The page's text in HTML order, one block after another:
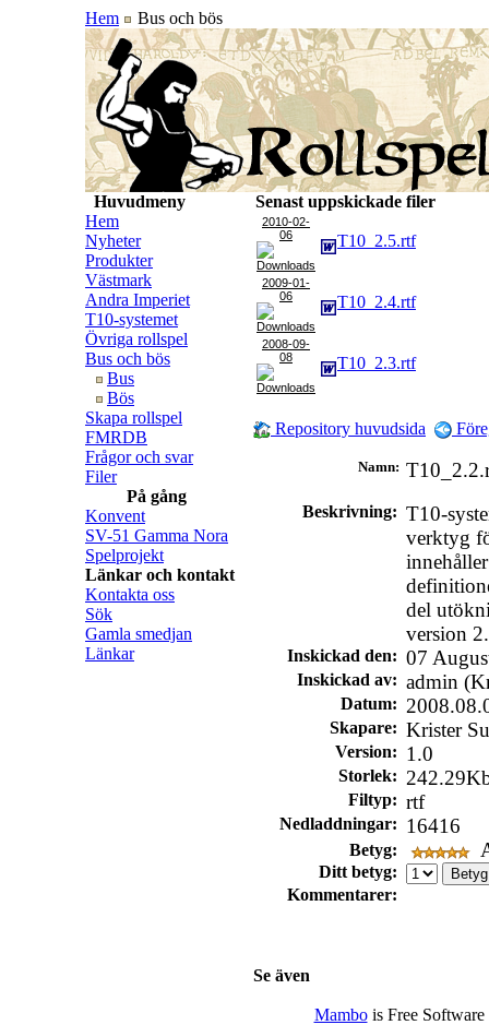
Hem Bus och bös
Huvudmeny
Hem
Nyheter
Produkter
Västmark
Andra Imperiet
T10-systemet
Övriga rollspel
Bus och bös
Bus
Bös
Skapa rollspel
FMRDB
Frågor och svar
Filer
På gång
Konvent
SV-51 Gamma Nora
Spelprojekt
Länkar och kontakt
Kontakta oss
Sök
Gamla smedjan
Länkar
Senast uppskickade filer
2010-02-
06
T10_2.5.rtf
2009-01-
06
T10_2.4.rtf
2008-09-
08
T10_2.3.rtf
Repository huvudsida
Namn:
Beskrivning: T10-
verktyg
del
version
Inskickad den: 07
Inskickad av: admin
Datum:
Skapare: Krister
Version: 1.0
Storlek:
Filtyp: rtf
Nedladdningar: 16416
Betyg:
Ditt betyg:
Kommentarer:
Se även
Mambois Free Software